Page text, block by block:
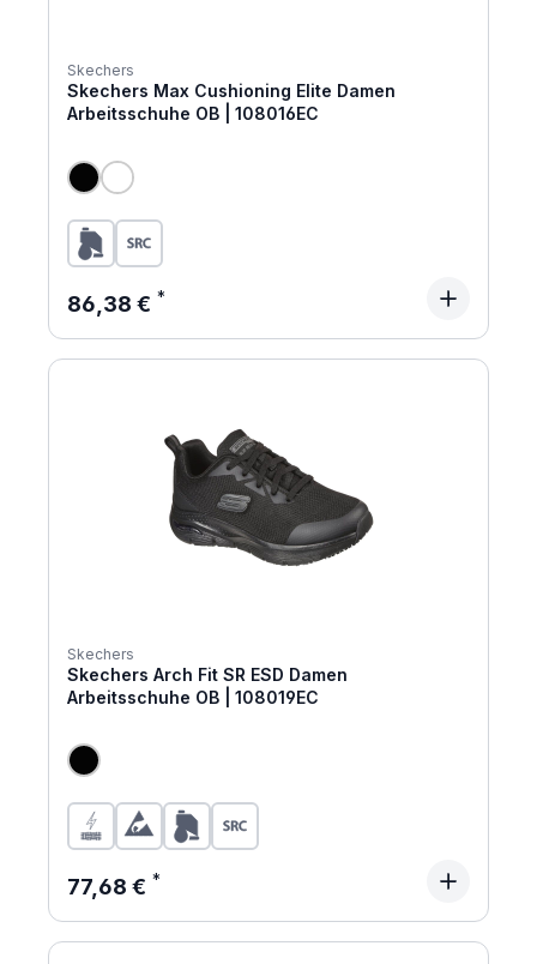
Skechers
Skechers Max Cushioning Elite Damen
Arbeitsschuhe OB | 108016EC
Regulärer Preis:
86,38 €
Skechers
Skechers Arch Fit SR ESD Damen
Arbeitsschuhe OB | 108019EC
Regulärer Preis:
77,68 €